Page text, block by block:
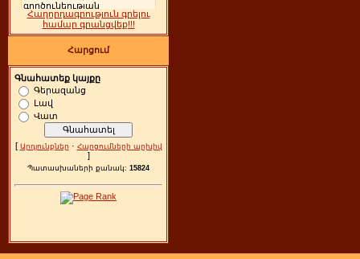
Հաղորդագրություն գրելու
համար գրանցվեք!!!
Հարցում
Գնահատեք կայքը
Գերազանց
Լավ
Վատ
[ Արդյունքներ · Հարցումների արխիվ
]
Պատասխաների քանակ: 15824